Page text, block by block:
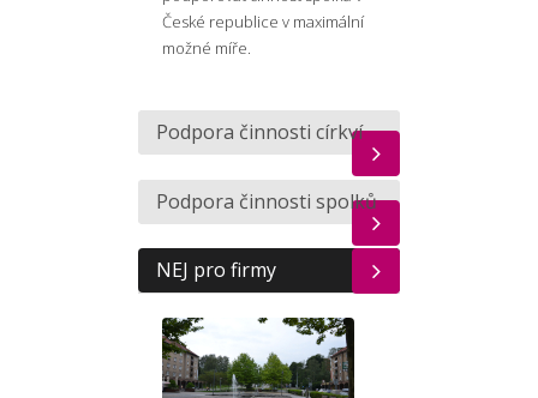
České republice v maximální
možné míře.
Podpora činnosti církví
Podpora činnosti spolků
NEJ pro firmy